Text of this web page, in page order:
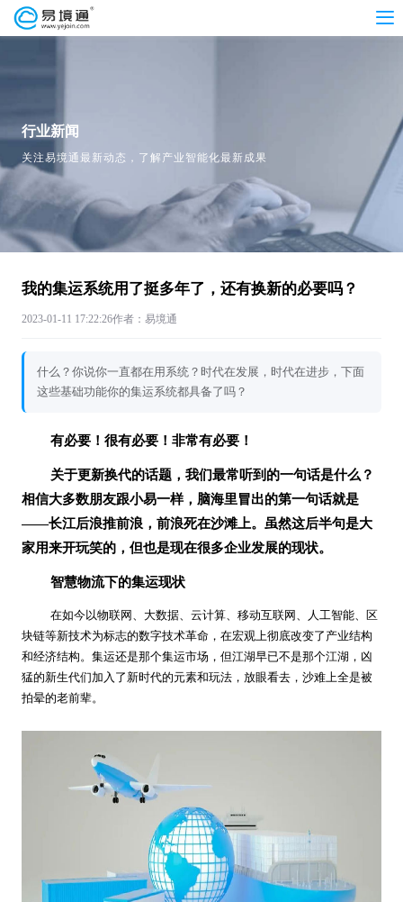
行业新闻
关注易境通最新动态，了解产业智能化最新成果
我的集运系统用了挺多年了，还有换新的必要吗？
2023-01-11 17:22:26作者：易境通
什么？你说你一直都在用系统？时代在发展，时代在进步，下面
这些基础功能你的集运系统都具备了吗？
有必要！很有必要！非常有必要！
关于更新换代的话题，我们最常听到的一句话是什么？
相信大多数朋友跟小易一样，脑海里冒出的第一句话就是
——长江后浪推前浪，前浪死在沙滩上。虽然这后半句是大
家用来开玩笑的，但也是现在很多企业发展的现状。
智慧物流下的集运现状
在如今以物联网、大数据、云计算、移动互联网、人工智能、区
块链等新技术为标志的数字技术革命，在宏观上彻底改变了产业结构
和经济结构。 集运还是那个集运市场，但江湖早已不是那个江湖，凶
猛的新生代们加入了新时代的元素和玩法，放眼看去，沙难上全是被
拍晕的老前辈。